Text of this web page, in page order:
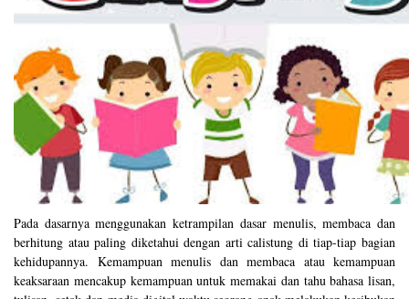
Pada dasarnya menggunakan ketrampilan dasar menulis, membaca dan
berhitung atau paling diketahui dengan arti calistung di tiap-tiap bagian
kehidupannya. Kemampuan menulis dan membaca atau kemampuan
keaksaraan mencakup kemampuan untuk memakai dan tahu bahasa lisan,